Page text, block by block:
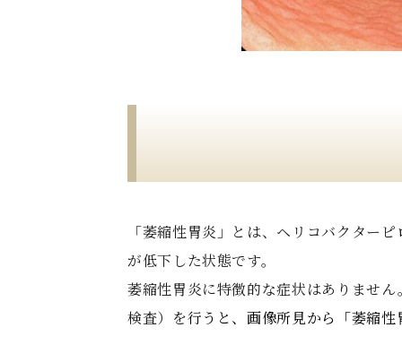
「萎縮性胃炎」とは、ヘリコバクター
が低下した状態です。
萎縮性胃炎に特徴的な症状はありませ
検査）を行うと、画像所見から「萎縮性